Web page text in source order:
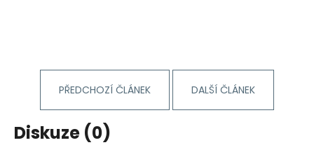
PŘEDCHOZÍ ČLÁNEK DALŠÍ ČLÁNEK
Diskuze (0)